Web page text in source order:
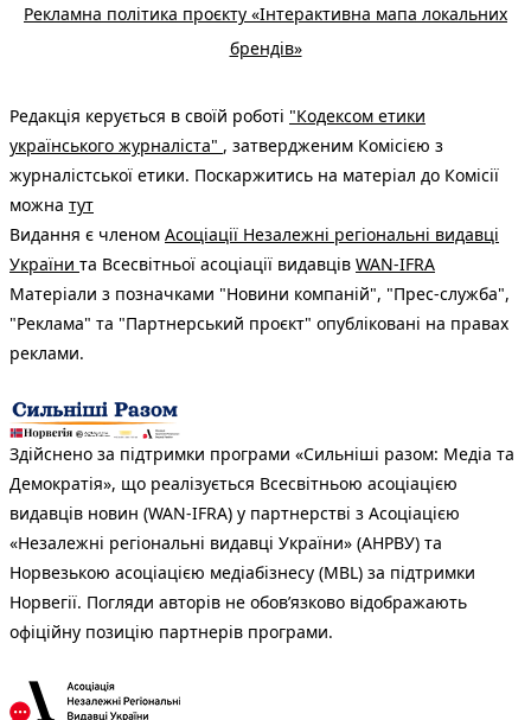
Рекламна політика проєкту «Інтерактивна мапа локальних
брендів»
Редакція керується в своїй роботі "Кодексом етики
українського журналіста" , затвердженим Комісією з
журналістської етики. Поскаржитись на матеріал до Комісії
можна тут
Видання є членом Асоціації Незалежні регіональні видавці
України та Всесвітньої асоціації видавців WAN-IFRA
Матеріали з позначками "Новини компаній", "Прес-служба",
"Реклама" та "Партнерський проєкт" опубліковані на правах
реклами.
Здійснено за підтримки програми «Сильніші разом: Медіа та
Демократія», що реалізується Всесвітньою асоціацією
видавців новин (WAN-IFRA) у партнерстві з Асоціацією
«Незалежні регіональні видавці України» (АНРВУ) та
Норвезькою асоціацією медіабізнесу (MBL) за підтримки
Норвегії. Погляди авторів не обов’язково відображають
офіційну позицію партнерів програми.